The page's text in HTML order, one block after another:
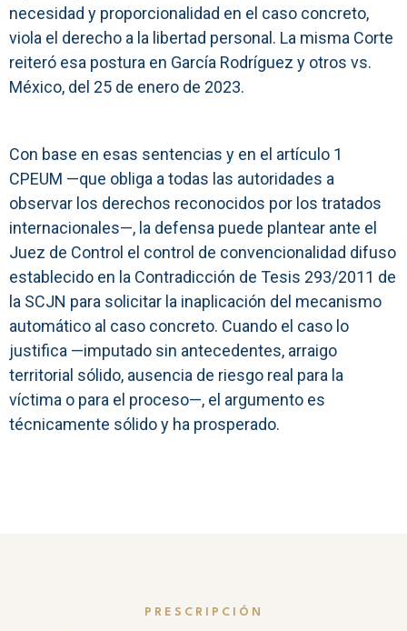
necesidad y proporcionalidad en el caso concreto,
viola el derecho a la libertad personal. La misma Corte
reiteró esa postura en García Rodríguez y otros vs.
México, del 25 de enero de 2023.
Con base en esas sentencias y en el artículo 1
CPEUM —que obliga a todas las autoridades a
observar los derechos reconocidos por los tratados
internacionales—, la defensa puede plantear ante el
Juez de Control el control de convencionalidad difuso
establecido en la Contradicción de Tesis 293/2011 de
la SCJN para solicitar la inaplicación del mecanismo
automático al caso concreto. Cuando el caso lo
justifica —imputado sin antecedentes, arraigo
territorial sólido, ausencia de riesgo real para la
víctima o para el proceso—, el argumento es
técnicamente sólido y ha prosperado.
PRESCRIPCIÓN